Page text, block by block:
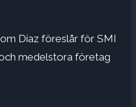
Díaz föreslår för SMI
medelstora företag